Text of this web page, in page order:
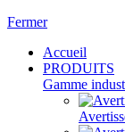
Fermer
Accueil
PRODUITS
Gamme